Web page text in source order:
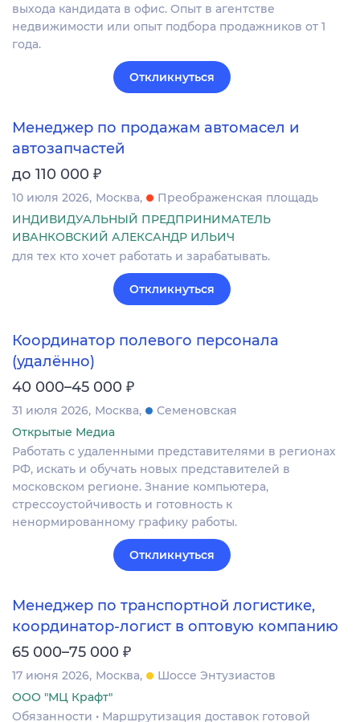
выхода кандидата в офис. Опыт в агентстве
недвижимости или опыт подбора продажников от 1
года.
Откликнуться
Менеджер по продажам автомасел и
автозапчастей
до 110 000 ₽
10 июля 2026 Москва
Преображенская площадь
ИНДИВИДУАЛЬНЫЙ ПРЕДПРИНИМАТЕЛЬ
ИВАНКОВСКИЙ АЛЕКСАНДР ИЛЬИЧ
для тех кто хочет работать и зарабатывать.
Откликнуться
Координатор полевого персонала
(удалённо)
40 000–45 000 ₽
31 июля 2026 Москва
Семеновская
Открытые Медиа
Работать с удаленными представителями в регионах
РФ, искать и обучать новых представителей в
московском регионе. Знание компьютера,
стрессоустойчивость и готовность к
ненормированному графику работы.
Откликнуться
Менеджер по транспортной логистике,
координатор-логист в оптовую компанию
65 000–75 000 ₽
17 июня 2026 Москва
Шоссе Энтузиастов
ООО "МЦ Крафт"
Обязанности • Маршрутизация доставок готовой